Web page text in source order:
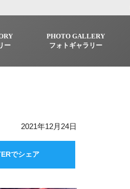
ー
PHOTO GALLERY
フォトギャラリー
2021年12月24日
でシェア